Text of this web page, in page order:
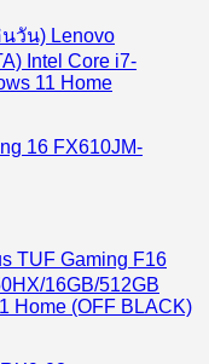
วัน) Lenovo
Intel Core i7-
11 Home
TUF Gaming F16
16GB/512GB
Home (OFF BLACK)